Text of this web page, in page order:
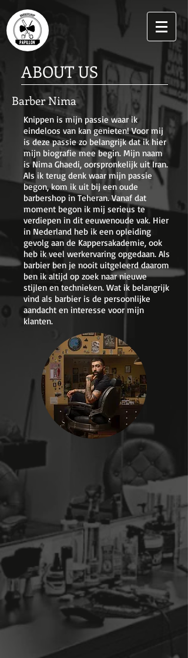
ABOUT US
Barber Nima
Knippen is mijn passie waar ik
eindeloos van kan genieten! Voor mij
is deze passie zo belangrijk dat ik hier
mijn biografie mee begin. Mijn naam
is Nima Ghaedi, oorspronkelijk uit Iran.
Als ik terug denk waar mijn passie
begon, kom ik uit bij een oude
barbershop in Teheran. Vanaf dat
moment begon ik mij serieus te
verdiepen in dit eeuwenoude vak. Hier
in Nederland heb ik een opleiding
gevolg aan de Kappersakademie, ook
heb ik veel werkervaring opgedaan. Als
barbier ben je nooit uitgeleerd daarom
ben ik altijd op zoek naar nieuwe
stijlen en technieken. Wat ik belangrijk
vind als barbier is de persoonlijke
aandacht en interesse voor mijn
klanten.